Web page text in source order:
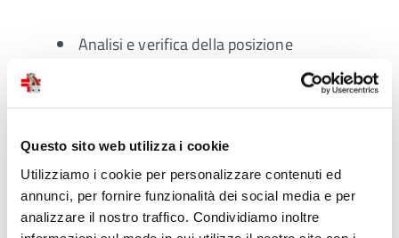
Questo sito web utilizza i cookie
Utilizziamo i cookie per personalizzare contenuti ed
annunci, per fornire funzionalità dei social media e per
analizzare il nostro traffico. Condividiamo inoltre
Analisi e verifica della posizione
periodi assicurativi
Consulenza su fondi pensione e
previdenza complementare
Consulenza su Invalidità civili e